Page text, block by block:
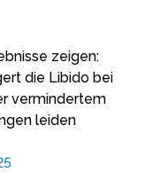
zeigen:
die Libido bei
vermindertem
leiden